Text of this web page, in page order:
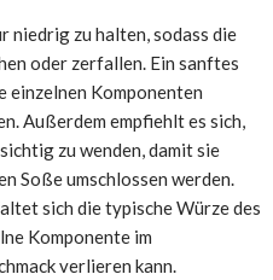
niedrig zu halten, sodass die
oder zerfallen. Ein sanftes
einzelnen Komponenten
Außerdem empfiehlt es sich,
zu wenden, damit sie
Soße umschlossen werden.
sich die typische Würze des
Komponente im
verlieren kann.